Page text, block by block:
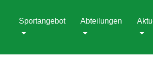
Sportangebot Abteilungen